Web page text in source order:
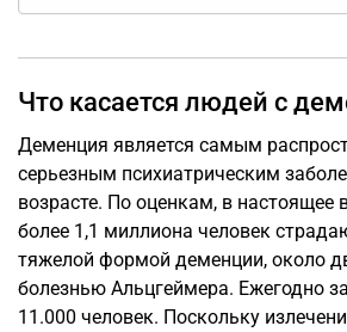
Что касается людей с
Деменция является самым
серьезным психиатрическим
возрасте. По оценкам, в настоящее
более 1,1 миллиона человек
тяжелой формой деменции, около
болезнью Альцгеймера. Ежегодно
11.000 человек. Поскольку